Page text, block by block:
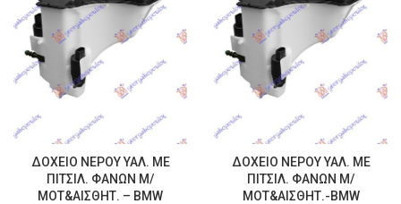
ΔΟΧΕΙΟ ΝΕΡΟΥ ΥΑΛ. ΜΕ
ΠΙΤΣΙΛ. ΦΑΝΩΝ Μ/
ΜΟΤ&ΑΙΣΘΗΤ. – BMW
ΔΟΧΕΙΟ ΝΕΡΟΥ ΥΑΛ. ΜΕ
ΠΙΤΣΙΛ. ΦΑΝΩΝ Μ/
ΜΟΤ&ΑΙΣΘΗΤ.-BMW